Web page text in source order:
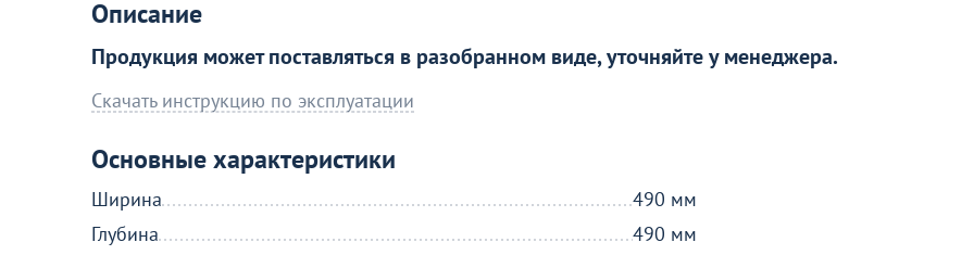
Описание
Продукция может поставляться в разобранном виде, уточняйте у менеджера.
Скачать инструкцию по эксплуатации
Основные характеристики
Ширина
490 мм
Глубина
490 мм
скидкой из наличия!